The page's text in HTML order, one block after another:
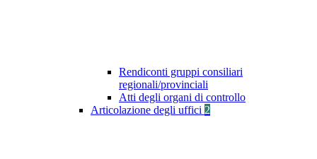
Rendiconti gruppi consiliari
regionali/provinciali
Atti degli organi di controllo
Articolazione degli uffici 2